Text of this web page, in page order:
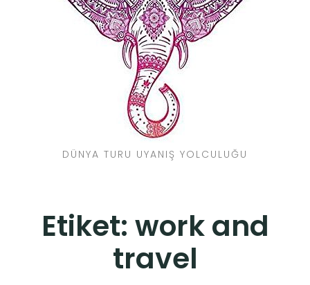
DÜNYA TURU UYANIŞ YOLCULUĞU
Etiket: work and
travel